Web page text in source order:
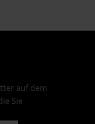
auf dem
Sie